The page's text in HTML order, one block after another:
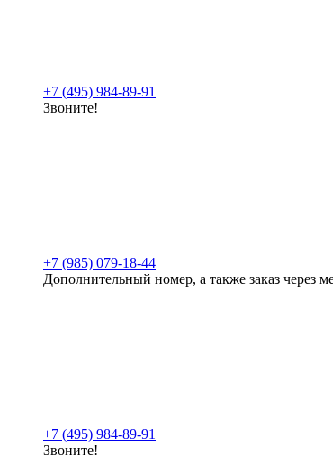
+7 (495) 984-89-91
Звоните!
+7 (985) 079-18-44
Дополнительный номер, а также заказ через
+7 (495) 984-89-91
Звоните!